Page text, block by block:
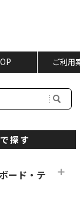
ご利用
探す
ード・テ